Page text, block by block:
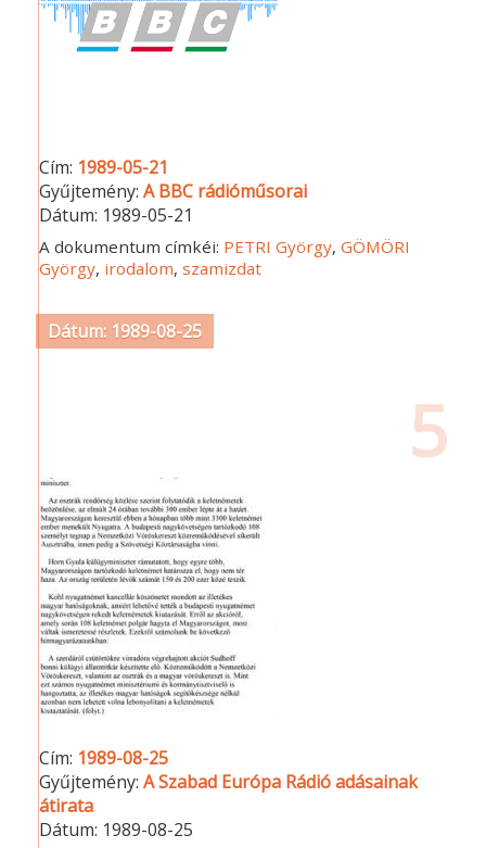
Cím: 1989-05-21
Gyűjtemény:A BBC rádióműsorai
Dátum: 1989-05-21
A dokumentum címkéi: PETRI György,GÖMÖRI
György, irodalom,szamizdat
Dátum: 1989-08-25
5
Cím: 1989-08-25
Gyűjtemény:A Szabad Európa Rádió adásainak
átirata
Dátum: 1989-08-25